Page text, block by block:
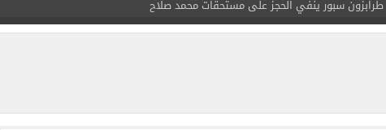
منتخب ناشئات كرة اليد يخسر أمام إسبانيا 27 - 26 فى نصف نهائى بطولة العالم
قفزة أعادت الزمن الجميل.. رأسية وائل جمعة فى مران الأهلي تستحضر أمجاد الصخرة
الزمالك يبلغ 4 لاعبين بعدم التواجد مع الفريق الأول بالموسم الجديد